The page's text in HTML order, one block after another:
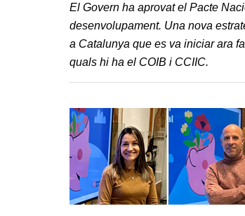
El Govern ha aprovat el Pacte
desenvolupament. Una nova
a Catalunya que es va iniciar ara
quals hi ha el COIB i CCIIC.